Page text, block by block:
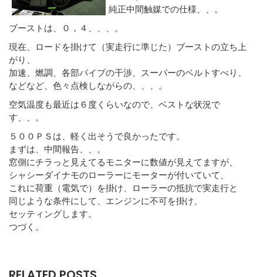
純正中間触媒での仕様、、。
ブーストは、０，４、、、。
現在、ロードを掛けて（実走行に準じた）ブーストの立ち上
がり、
加速、燃調、各部パイプの干渉、スーパーのベルトすべり、
などなど、色々点検しながらの、、、。
空気温度も最近は６度くらいなので、ベストな状況で
す、、。
５００ＰＳは、軽く出そうで良かったです。
まずは、中間報告、、。
窓側にチラっと見えてるモニターに数値が見えてますが、
シャシーダイナモのローラーにモーターが付いていて、
これに荷重（電気で）を掛け、ローラーの抵抗で実走行と
同じような条件にして、エンジンに不可を掛け、
セッティングします。
つづく。